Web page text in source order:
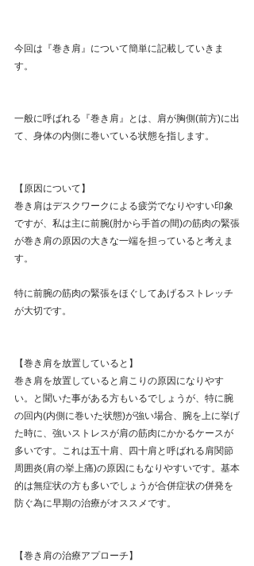
今回は『巻き肩』について簡単に記載していきま
す。
一般に呼ばれる『巻き肩』とは、肩が胸側(前方)に出
て、身体の内側に巻いている状態を指します。
【原因について】
巻き肩はデスクワークによる疲労でなりやすい印象
ですが、私は主に前腕(肘から手首の間)の筋肉の緊張
が巻き肩の原因の大きな一端を担っていると考えま
す。
特に前腕の筋肉の緊張をほぐしてあげるストレッチ
が大切です。
【巻き肩を放置していると】
巻き肩を放置していると肩こりの原因になりやす
い。と聞いた事がある方もいるでしょうが、特に腕
の回内(内側に巻いた状態)が強い場合、腕を上に挙げ
た時に、強いストレスが肩の筋肉にかかるケースが
多いです。これは五十肩、四十肩と呼ばれる肩関節
周囲炎(肩の挙上痛)の原因にもなりやすいです。基本
的は無症状の方も多いでしょうが合併症状の併発を
防ぐ為に早期の治療がオススメです。
【巻き肩の治療アプローチ】